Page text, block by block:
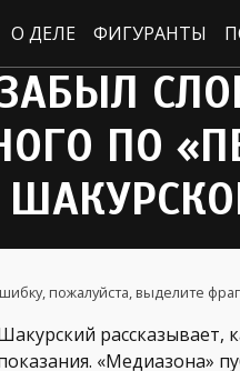
О ДЕЛЕ ФИГУРАНТЫ
ПО
пожалуйста, выделите
рассказывает,
«Медиазона»